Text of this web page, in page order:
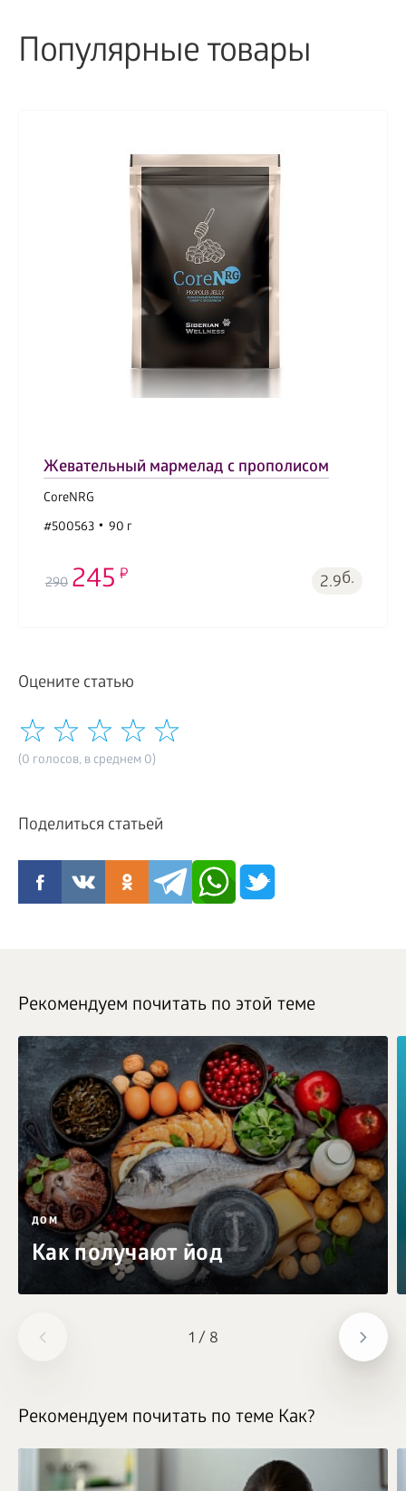
Популярные товары
Жевательный мармелад с прополисом
CoreNRG
#500563
90 г
290 245 2.9б.
Оцените статью
(0 голосов, в среднем 0)
Поделиться статьей
1 / 8
Рекомендуем почитать по этой теме
ДОМ
Как получают йод
Рекомендуем почитать по теме Как?